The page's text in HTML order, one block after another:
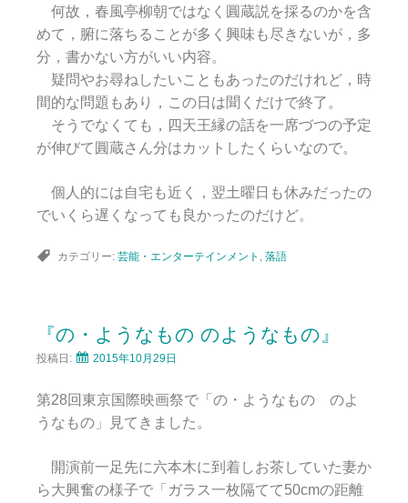
何故，春風亭柳朝ではなく圓蔵説を採るのかを含
めて，腑に落ちることが多く興味も尽きないが，多
分，書かない方がいい内容。
疑問やお尋ねしたいこともあったのだけれど，時
間的な問題もあり，この日は聞くだけで終了。
そうでなくても，四天王縁の話を一席づつの予定
が伸びて圓蔵さん分はカットしたくらいなので。
個人的には自宅も近く，翌土曜日も休みだったの
でいくら遅くなっても良かったのだけど。
カテゴリー: 芸能・エンターテインメント , 落語
『の・ようなもの のようなもの』
投稿日: 2015年10月29日
第28回東京国際映画祭で「の・ようなもの のよ
うなもの」見てきました。
開演前一足先に六本木に到着しお茶していた妻か
ら大興奮の様子で「ガラス一枚隔てて50cmの距離